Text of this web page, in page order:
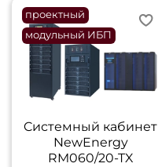
проектный
модульный ИБП
Cистемный кабинет
NewEnergy
RM060/20-TX